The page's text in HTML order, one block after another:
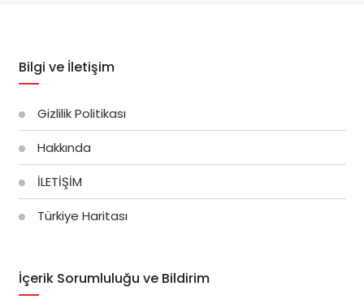
Bilgi ve İletişim
Gizlilik Politikası
Hakkında
İLETİŞİM
Türkiye Haritası
İçerik Sorumluluğu ve Bildirim